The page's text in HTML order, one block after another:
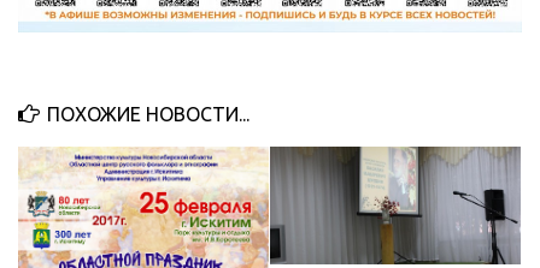
ПОХОЖИЕ НОВОСТИ...